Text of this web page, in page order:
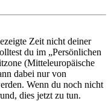
Zeit nicht deiner
du im „Persönlichen
(Mitteleuropäische
dabei nur von
Wenn du noch nicht
dies jetzt zu tun.